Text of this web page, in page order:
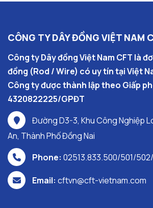
CÔNG TY DÂY ĐỒNG VIỆT NAM
Công ty Dây đồng Việt Nam CFT là
đồng (Rod / Wire) có uy tín tại Việt
Công ty được thành lập theo Giấp
4320822225/GPĐT
Đường D3-3, Khu Công Nghiệp
An, Thành Phố Đồng Nai
Phone: 02513.833.500/501/
Email: cftvn@cft-vietnam.com